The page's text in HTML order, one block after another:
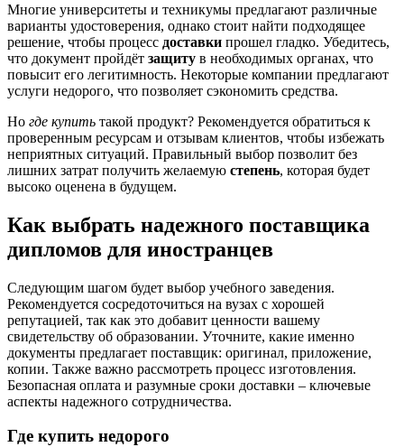
Многие университеты и техникумы предлагают различные
варианты удостоверения, однако стоит найти подходящее
решение, чтобы процесс доставки прошел гладко. Убедитесь,
что документ пройдёт защиту в необходимых органах, что
повысит его легитимность. Некоторые компании предлагают
услуги недорого, что позволяет сэкономить средства.
Но где купить такой продукт? Рекомендуется обратиться к
проверенным ресурсам и отзывам клиентов, чтобы избежать
неприятных ситуаций. Правильный выбор позволит без
лишних затрат получить желаемую степень, которая будет
высоко оценена в будущем.
Как выбрать надежного поставщика
дипломов для иностранцев
Следующим шагом будет выбор учебного заведения.
Рекомендуется сосредоточиться на вузах с хорошей
репутацией, так как это добавит ценности вашему
свидетельству об образовании. Уточните, какие именно
документы предлагает поставщик: оригинал, приложение,
копии. Также важно рассмотреть процесс изготовления.
Безопасная оплата и разумные сроки доставки – ключевые
аспекты надежного сотрудничества.
Где купить недорого